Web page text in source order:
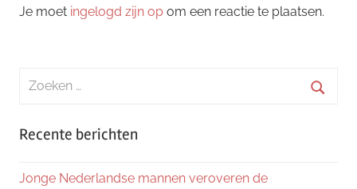
Je moet ingelogd zijn op om een reactie te plaatsen.
Zoeken
Recente berichten
Jonge Nederlandse mannen veroveren de